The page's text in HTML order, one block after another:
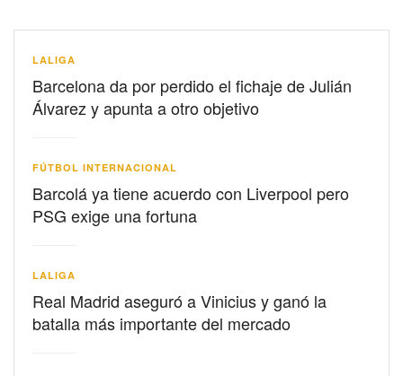
LALIGA
Barcelona da por perdido el fichaje de Julián
Álvarez y apunta a otro objetivo
FÚTBOL INTERNACIONAL
Barcolá ya tiene acuerdo con Liverpool pero
PSG exige una fortuna
LALIGA
Real Madrid aseguró a Vinicius y ganó la
batalla más importante del mercado